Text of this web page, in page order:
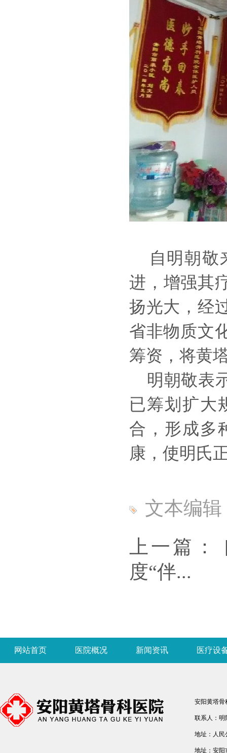
自明朝敬
进，增强其
扬光大，经
省非物质文
筹资，将黄
明朝敬表
已筹划扩大
合，形成多
康，使明氏
文本编辑
上一篇
度“伴...
网站首页 医院概况 新闻资讯 医疗设
安阳黄塔骨
联系人：明
地址：人
地址：安阳